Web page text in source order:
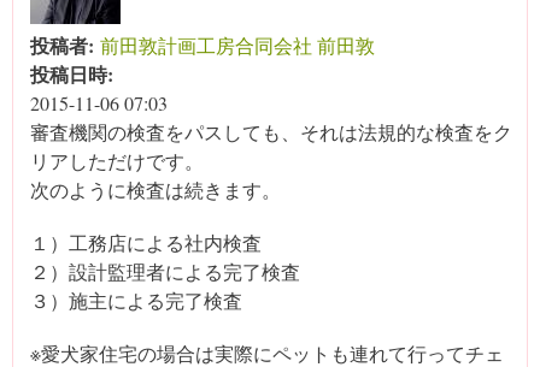
投稿者: 前田敦計画工房合同会社 前田敦
投稿日時:
2015-11-06 07:03
審査機関の検査をパスしても、それは法規的な検査をク
リアしただけです。
次のように検査は続きます。
１）工務店による社内検査
２）設計監理者による完了検査
３）施主による完了検査
※愛犬家住宅の場合は実際にペットも連れて行ってチェ